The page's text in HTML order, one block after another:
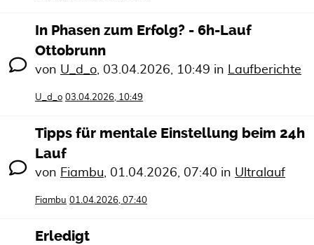
In Phasen zum Erfolg? - 6h-Lauf
Ottobrunn
von U_d_o, 03.04.2026, 10:49 in Laufberichte
U_d_o 03.04.2026, 10:49
Tipps für mentale Einstellung beim 24h
Lauf
von Fiambu, 01.04.2026, 07:40 in Ultralauf
Fiambu 01.04.2026, 07:40
Erledigt